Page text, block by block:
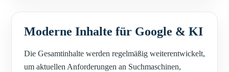
Moderne Inhalte für Google & KI
Die Gesamtinhalte werden regelmäßig weiterentwickelt,
um aktuellen Anforderungen an Suchmaschinen,